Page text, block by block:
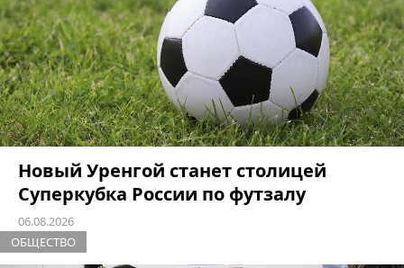
Новый Уренгой станет столицей
Суперкубка России по футзалу
06.08.2026
ОБЩЕСТВО